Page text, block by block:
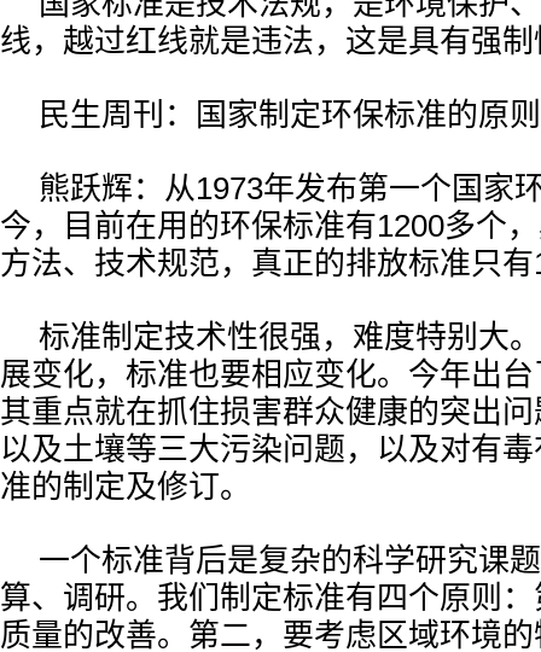
线，越过红线就是违法，这是具有强
民生周刊：国家制定环保标准的原
熊跃辉：从1973年发布第一个国家
今，目前在用的环保标准有1200多个
方法、技术规范，真正的排放标准只
标准制定技术性很强，难度特别大
展变化，标准也要相应变化。今年出
其重点就在抓住损害群众健康的突出
以及土壤等三大污染问题，以及对有
准的制定及修订。
一个标准背后是复杂的科学研究课
算、调研。我们制定标准有四个原则
质量的改善。第二，要考虑区域环境